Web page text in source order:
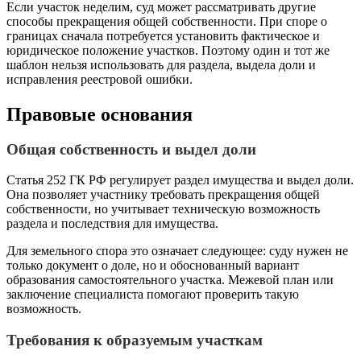
Если участок неделим, суд может рассматривать другие
способы прекращения общей собственности. При споре о
границах сначала потребуется установить фактическое и
юридическое положение участков. Поэтому один и тот же
шаблон нельзя использовать для раздела, выдела доли и
исправления реестровой ошибки.
Правовые основания
Общая собственность и выдел доли
Статья 252 ГК РФ регулирует раздел имущества и выдел доли.
Она позволяет участнику требовать прекращения общей
собственности, но учитывает техническую возможность
раздела и последствия для имущества.
Для земельного спора это означает следующее: суду нужен не
только документ о доле, но и обоснованный вариант
образования самостоятельного участка. Межевой план или
заключение специалиста помогают проверить такую
возможность.
Требования к образуемым участкам